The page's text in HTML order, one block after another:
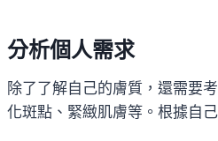
分析個人需求
除了了解自己的膚質，還需要
化斑點、緊緻肌膚等。根據自